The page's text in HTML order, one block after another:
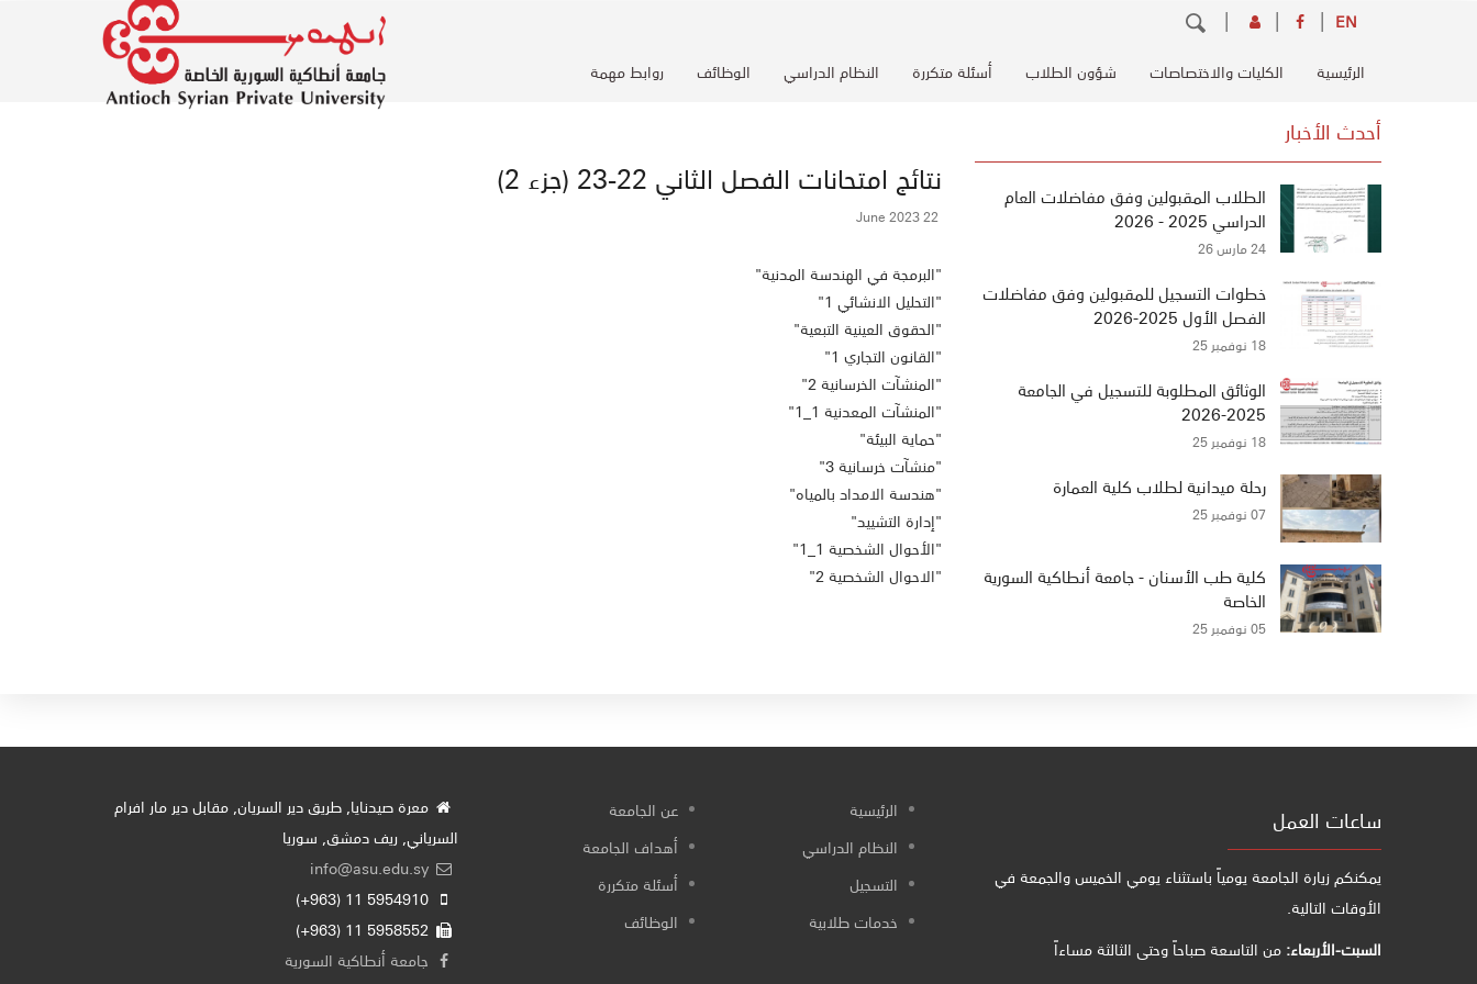
EN بحث
Main
navigation
الرئيسية الكليات والاختصاصات شؤون الطلاب أسئلة متكررة النظام الدراسي الوظائف روابط مهمة
نتائج امتحانات الفصل الثاني 22-23 (جزء 2)
22 June 2023
"البرمجة في الهندسة المدنية"
"التحليل الانشائي 1"
"الحقوق العينية التبعية"
"القانون التجاري 1"
"المنشآت الخرسانية 2"
"المنشآت المعدنية 1_1"
"حماية البيئة"
"منشآت خرسانية 3"
"هندسة الامداد بالمياه"
"إدارة التشييد"
"الأحوال الشخصية 1_1"
"الاحوال الشخصية 2"
أحدث الأخبار
الطلاب المقبولين وفق مفاضلات العام
الدراسي 2025 - 2026
24 مارس 26
خطوات التسجيل للمقبولين وفق مفاضلات
الفصل الأول 2025-2026
18 نوفمبر 25
الوثائق المطلوبة للتسجيل في الجامعة
2025-2026
18 نوفمبر 25
رحلة ميدانية لطلاب كلية العمارة
07 نوفمبر 25
كلية طب الأسنان - جامعة أنطاكية السورية
الخاصة
05 نوفمبر 25
معرة صيدنايا, طريق دير السريان, مقابل دير مار افرام
السرياني, ريف دمشق, سوريا
info@asu.edu.sy
5954910 11 (963+)
5958552 11 (963+)
جامعة أنطاكية السورية
عن الجامعة
أهداف الجامعة
أسئلة متكررة
الوظائف
الرئيسية
النظام الدراسي
التسجيل
خدمات طلابية
ساعات العمل
يمكنكم زيارة الجامعة يومياً باستثناء يومي الخميس والجمعة في
الأوقات التالية.
السبت-الأربعاء:من التاسعة صباحاً وحتى الثالثة مساءاً